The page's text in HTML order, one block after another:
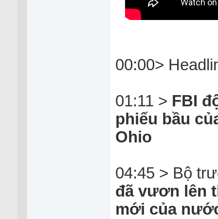
00:00>
01:11 > FBI
phiếu bầu
Ohio
04:45 > Bộ
đã vươn lên
mới của